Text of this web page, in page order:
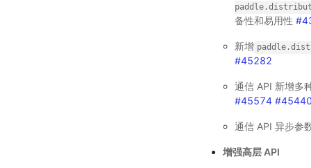
备性和易用性
新增
#45282
通信 API 新增多
#45574
通信 API 异步参
增强高层 API